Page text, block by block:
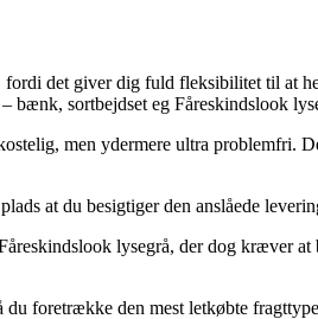
det giver dig fuld fleksibilitet til at
bænk, sortbejdset eg Fåreskindslook
men ydermere ultra problemfri.
at du besigtiger den anslåede
lysegrå, der dog kræver at
foretrække den mest letkøbte